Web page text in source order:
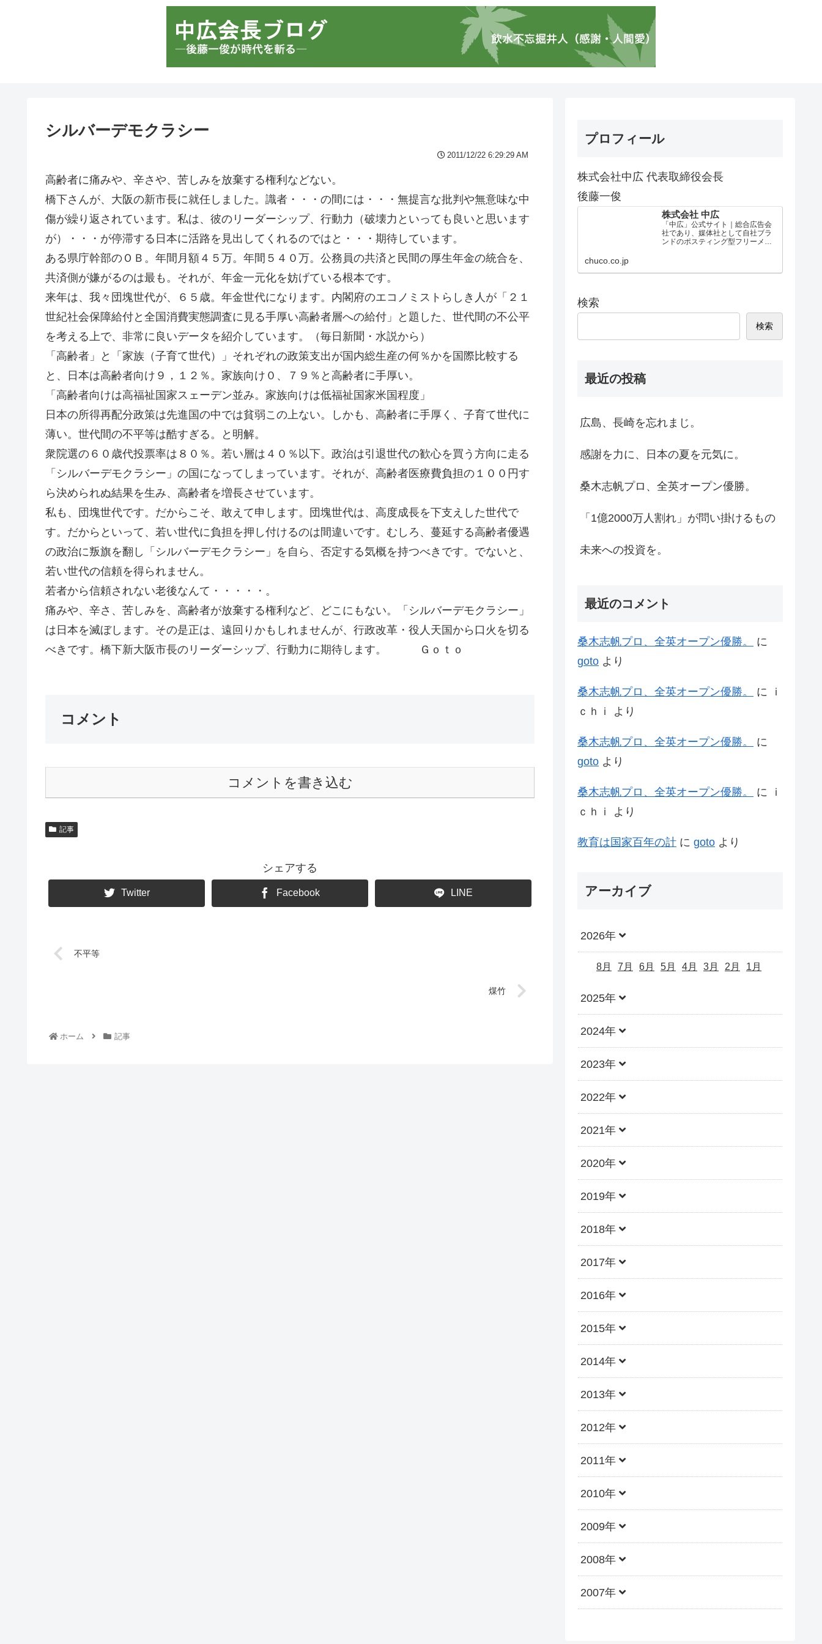
シルバーデモクラシー
2011/12/22 6:29:29 AM
高齢者に痛みや、辛さや、苦しみを放棄する権利などない。
橋下さんが、大阪の新市長に就任しました。識者・・・の間には・・・無提言な批判や無意味な中
傷が繰り返されています。私は、彼のリーダーシップ、行動力（破壊力といっても良いと思います
が）・・・が停滞する日本に活路を見出してくれるのではと・・・期待しています。
ある県庁幹部のＯＢ。年間月額４５万。年間５４０万。公務員の共済と民間の厚生年金の統合を、
共済側が嫌がるのは最も。それが、年金一元化を妨げている根本です。
来年は、我々団塊世代が、６５歳。年金世代になります。内閣府のエコノミストらしき人が「２１
世紀社会保障給付と全国消費実態調査に見る手厚い高齢者層への給付」と題した、世代間の不公平
を考える上で、非常に良いデータを紹介しています。（毎日新聞・水説から）
「高齢者」と「家族（子育て世代）」それぞれの政策支出が国内総生産の何％かを国際比較する
と、日本は高齢者向け９，１２％。家族向け０、７９％と高齢者に手厚い。
「高齢者向けは高福祉国家スェーデン並み。家族向けは低福祉国家米国程度」
日本の所得再配分政策は先進国の中では貧弱この上ない。しかも、高齢者に手厚く、子育て世代に
薄い。世代間の不平等は酷すぎる。と明解。
衆院選の６０歳代投票率は８０％。若い層は４０％以下。政治は引退世代の歓心を買う方向に走る
「シルバーデモクラシー」の国になってしまっています。それが、高齢者医療費負担の１００円す
ら決められぬ結果を生み、高齢者を増長させています。
私も、団塊世代です。だからこそ、敢えて申します。団塊世代は、高度成長を下支えした世代で
す。だからといって、若い世代に負担を押し付けるのは間違いです。むしろ、蔓延する高齢者優遇
の政治に叛旗を翻し「シルバーデモクラシー」を自ら、否定する気概を持つべきです。でないと、
若い世代の信頼を得られません。
若者から信頼されない老後なんて・・・・・。
痛みや、辛さ、苦しみを、高齢者が放棄する権利など、どこにもない。「シルバーデモクラシー」
は日本を滅ぼします。その是正は、遠回りかもしれませんが、行政改革・役人天国から口火を切る
べきです。橋下新大阪市長のリーダーシップ、行動力に期待します。 Ｇｏｔｏ
コメント
コメントを書き込む
記事
シェアする
Twitter Facebook LINE
不平等
煤竹
ホーム 記事
プロフィール
株式会社中広 代表取締役会長
後藤一俊
株式会社 中広
「中広」公式サイト｜総合広告会
社であり、媒体社として自社ブラ
ンドのポスティング型フリーメデ
chuco.co.jp
検索
検索
最近の投稿
広島、長崎を忘れまじ。
感謝を力に、日本の夏を元気に。
桑木志帆プロ、全英オープン優勝。
「1億2000万人割れ」が問い掛けるもの
未来への投資を。
最近のコメント
桑木志帆プロ、全英オープン優勝。
に
goto より
桑木志帆プロ、全英オープン優勝。 に
ｉ
ｃｈｉ
より
桑木志帆プロ、全英オープン優勝。
に
goto より
桑木志帆プロ、全英オープン優勝。 に
ｉ
ｃｈｉ
より
教育は国家百年の計 に goto より
アーカイブ
2026年
8月 7月 6月 5月 4月 3月 2月 1月
2025年
2024年
2023年
2022年
2021年
2020年
2019年
2018年
2017年
2016年
2015年
2014年
2013年
2012年
2011年
2010年
2009年
2008年
2007年